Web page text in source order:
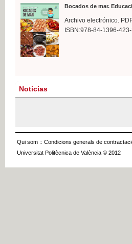
Bocados de mar.
Archivo electrónico.
ISBN:978-84-1396-
Noticias
Qui som :: Condicions generals de
Universitat Politècnica de València © 2012